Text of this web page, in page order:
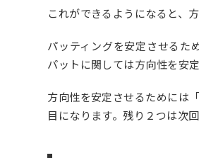
これができるようになると、
パッティングを安定させるた
パットに関しては方向性を安
方向性を安定させるためには
目になります。残り２つは次